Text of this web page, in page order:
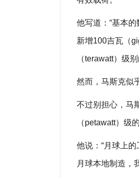
他写道：“基本
新增100吉瓦（
（terawatt）级
然而，马斯克似
不过别担心，马
（petawatt）级
他说：“月球上
月球本地制造，